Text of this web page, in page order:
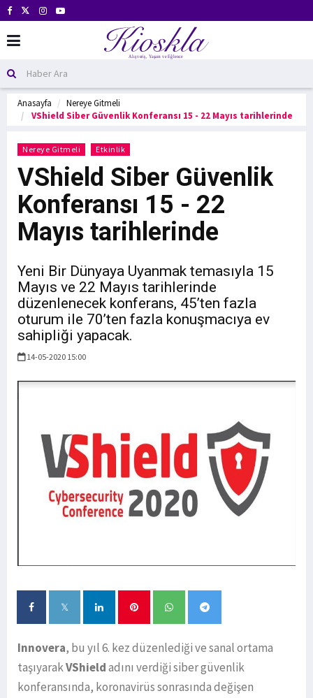
Anasayfa
Nereye Gitmeli
VShield Siber Güvenlik Konferansı 15 - 22 Mayıs tarihlerinde
Nereye Gitmeli Etkinlik
VShield Siber Güvenlik
Konferansı 15 - 22
Mayıs tarihlerinde
Yeni Bir Dünyaya Uyanmak temasıyla 15
Mayıs ve 22 Mayıs tarihlerinde
düzenlenecek konferans, 45’ten fazla
oturum ile 70’ten fazla konuşmacıya ev
sahipliği yapacak.
14-05-2020 15:00
Innovera, bu yıl 6. kez düzenlediği ve sanal ortama
taşıyarakVShieldadını verdiği siber güvenlik
konferansında, koronavirüs sonrasında değişen